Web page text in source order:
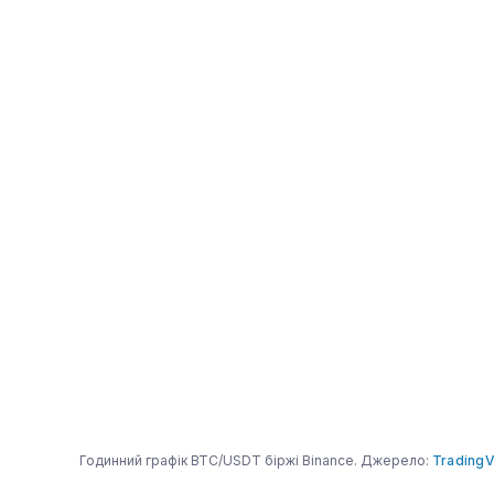
Годинний графік BTC/USDT біржі Binance. Джерело: